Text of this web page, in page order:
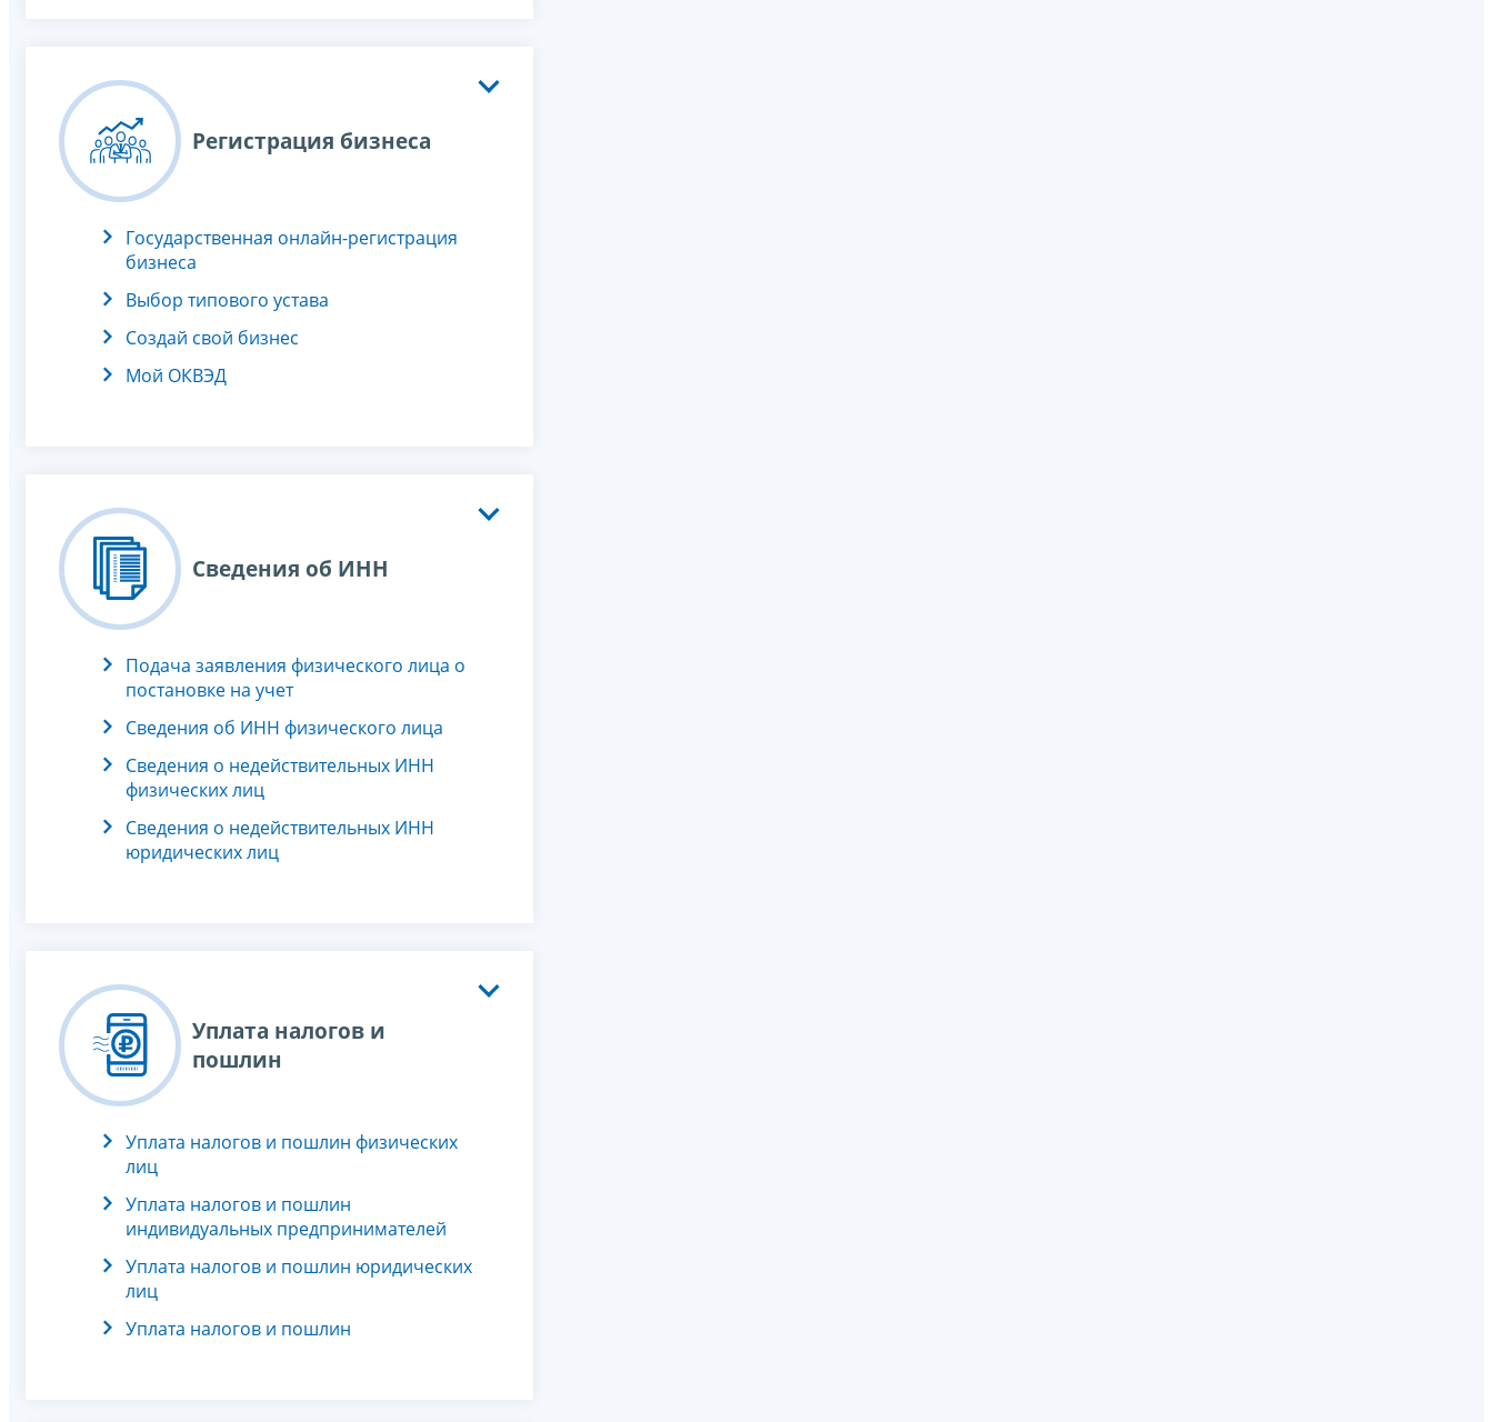
Регистрация бизнеса
Государственная онлайн-регистрация
бизнеса
Выбор типового устава
Создай свой бизнес
Мой ОКВЭД
Сведения об ИНН
Подача заявления физического лица о
постановке на учет
Сведения об ИНН физического лица
Сведения о недействительных ИНН
физических лиц
Сведения о недействительных ИНН
юридических лиц
Уплата налогов и
пошлин
Уплата налогов и пошлин физических
лиц
Уплата налогов и пошлин
индивидуальных предпринимателей
Уплата налогов и пошлин юридических
лиц
Уплата налогов и пошлин